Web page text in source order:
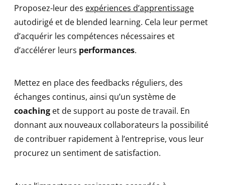
Proposez-leur des expériences d’apprentissage
autodirigé et de blended learning. Cela leur permet
d’acquérir les compétences nécessaires et
d’accélérer leurs performances.
Mettez en place des feedbacks réguliers, des
échanges continus, ainsi qu’un système de
coaching et de support au poste de travail. En
donnant aux nouveaux collaborateurs la possibilité
de contribuer rapidement à l’entreprise, vous leur
procurez un sentiment de satisfaction.